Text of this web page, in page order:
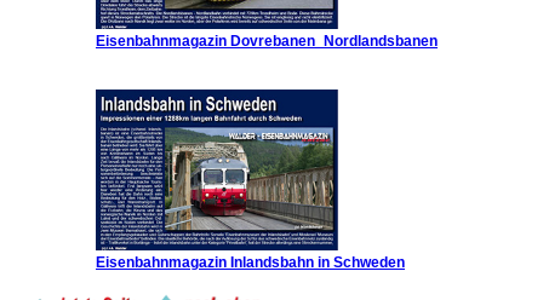
Eisenbahnmagazin Dovrebanen_Nordlandsbanen
Eisenbahnmagazin Inlandsbahn in Schweden